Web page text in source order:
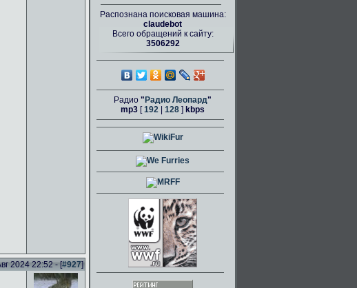
2024 22:52 - [#927]
Распознана поисковая машина:
claudebot
Всего обращений к сайту:
3506292
Радио " Радио Леопард"
mp3 [192 128 ] kbps